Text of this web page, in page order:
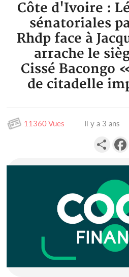
Côte d'Ivoire :
sénatoriales
Rhdp face à
arrache le
Cissé Bacongo
de citadelle
11360 Vues Il y a 3 ans